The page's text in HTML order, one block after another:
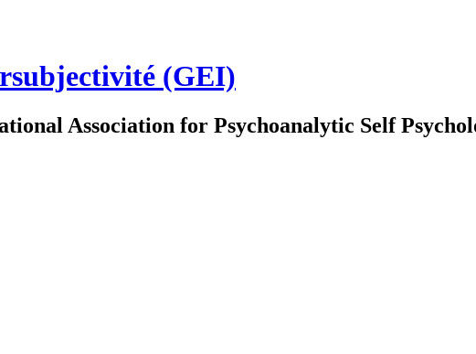
(GEI)
Association for Psychoanalytic Self